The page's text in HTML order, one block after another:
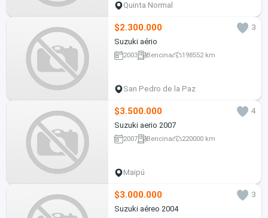
Quinta Normal
$2.300.000
3
Suzuki aério
2003 Bencina 198552 km
San Pedro de la Paz
$3.500.000
4
Suzuki aerio 2007
2007 Bencina 220000 km
Maipú
$3.000.000
3
Suzuki aéreo 2004